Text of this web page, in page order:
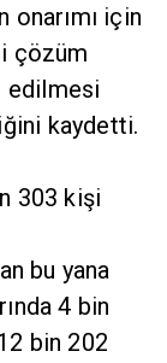
onarımı için
çözüm
edilmesi
kaydetti.
303 kişi
bu yana
4 bin
bin 202